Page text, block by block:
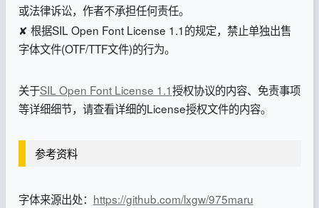
或法律诉讼，作者不承担任何责任。
✘ 根据SIL Open Font License 1.1的规定，禁止单独出售
字体文件(OTF/TTF文件)的行为。
关于SIL Open Font License 1.1授权协议的内容、免责事项
等详细细节，请查看详细的License授权文件的内容。
参考资料
字体来源出处： https://github.com/lxgw/975maru